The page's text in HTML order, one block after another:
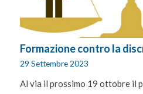
Formazione contro la
29 Settembre 2023
Al via il prossimo 19 ottobre il